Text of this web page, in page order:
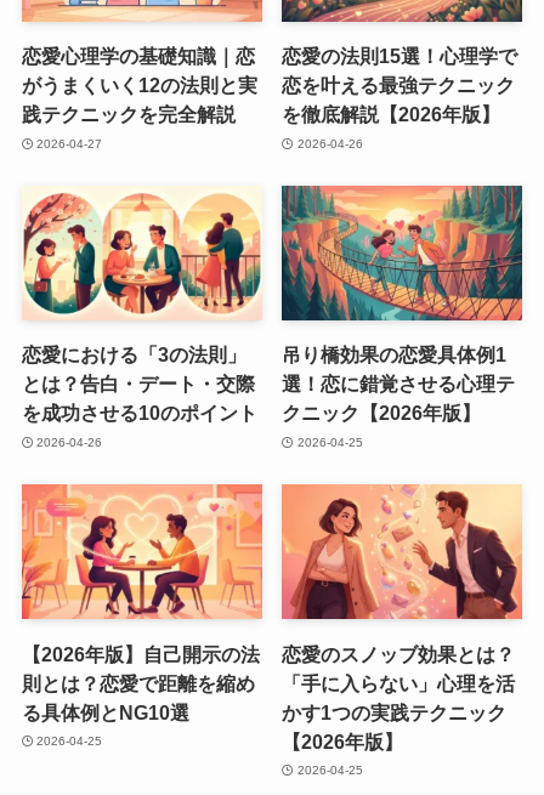
恋愛心理学の基礎知識｜恋
がうまくいく12の法則と実
践テクニックを完全解説
2026-04-27
恋愛の法則15選！心理学で
恋を叶える最強テクニック
を徹底解説【2026年版】
2026-04-26
恋愛における「3の法則」
とは？告白・デート・交際
を成功させる10のポイント
2026-04-26
吊り橋効果の恋愛具体例1
選！恋に錯覚させる心理テ
クニック【2026年版】
2026-04-25
【2026年版】自己開示の法
則とは？恋愛で距離を縮め
る具体例とNG10選
2026-04-25
恋愛のスノッブ効果とは？
「手に入らない」心理を活
かす1つの実践テクニック
【2026年版】
2026-04-25